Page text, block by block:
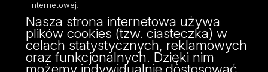
ul. Konstytucji 3 Maja 65/67
97-200 Tomaszów Mazowiecki
tel: 447 249 720
internetowej.
Nasza strona internetowa używa
plików cookies (tzw. ciasteczka) w
celach statystycznych, reklamowych
oraz funkcjonalnych. Dzięki nim